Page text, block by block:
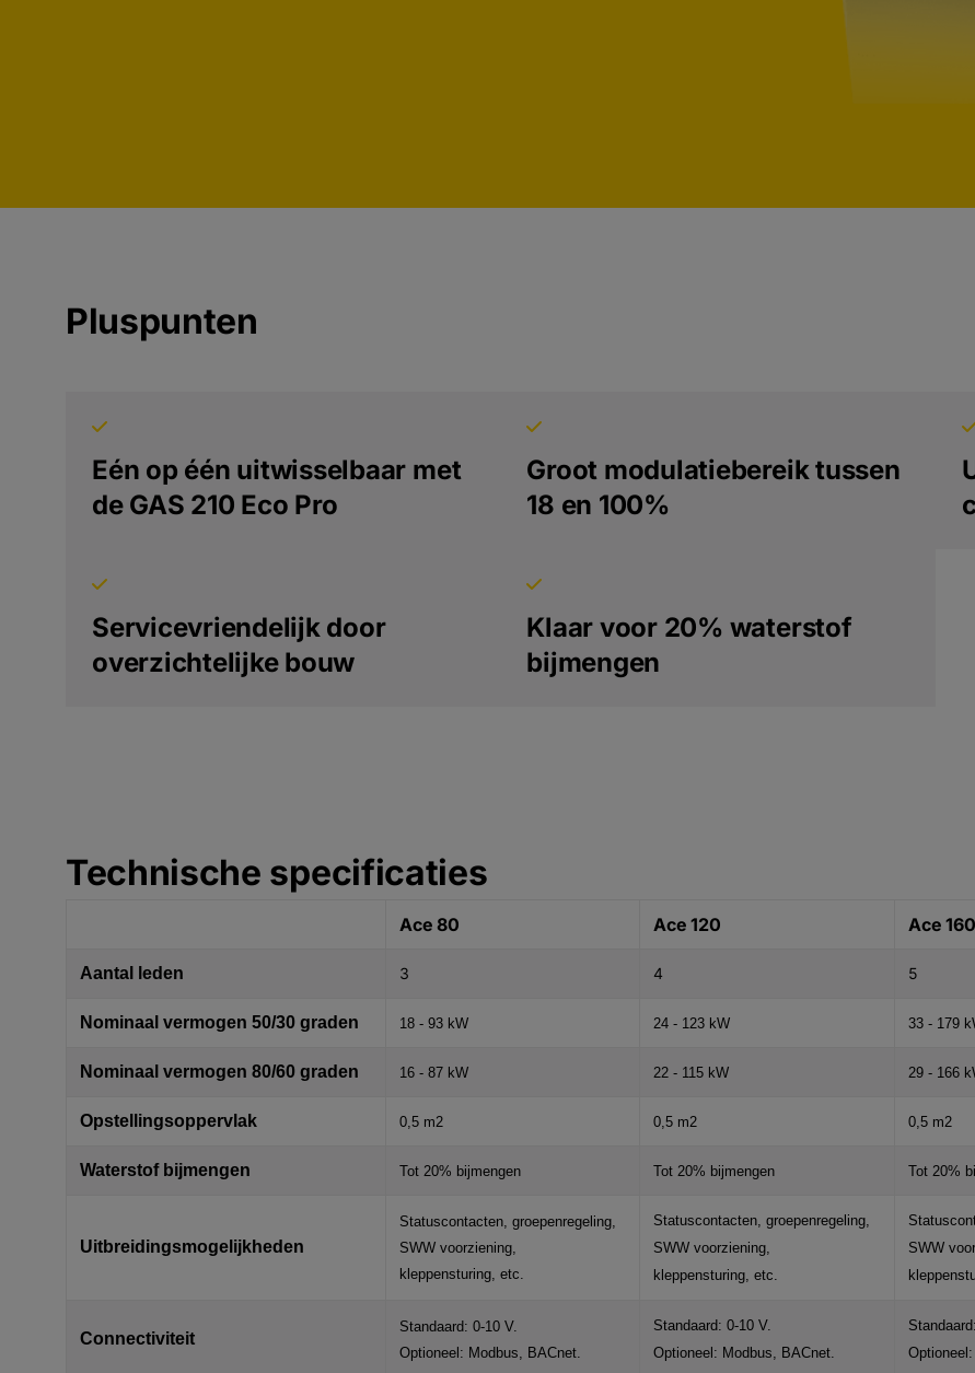
Pluspunten
Eén op één uitwisselbaar met
de GAS 210 Eco Pro
Groot modulatiebereik tussen
18 en 100%
Servicevriendelijk door
overzichtelijke bouw
Klaar voor 20% waterstof
bijmengen
Technische specificaties
Ace 80 Ace 120 Ace 160
Aantal leden 3 4 5
Nominaal vermogen 50/30 graden 18 - 93 kW 24 - 123 kW 33 - 179
Nominaal vermogen 80/60 graden 16 - 87 kW 22 - 115 kW 29 - 166
Opstellingsoppervlak 0,5 m2 0,5 m2 0,5 m2
Waterstof bijmengen Tot 20% bijmengen Tot 20% bijmengen Tot 20%
Uitbreidingsmogelijkheden
Statuscontacten, groepenregeling,
SWW voorziening,
kleppensturing, etc.
Statuscontacten, groepenregeling,
SWW voorziening,
kleppensturing, etc.
SWW
Connectiviteit
Standaard: 0-10 V.
Optioneel: Modbus, BACnet.
Standaard: 0-10 V.
Optioneel: Modbus, BACnet.